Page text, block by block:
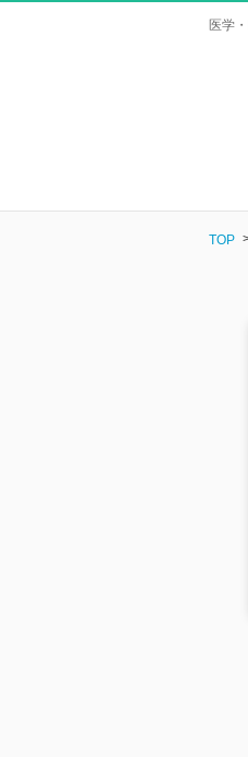
医学
TOP